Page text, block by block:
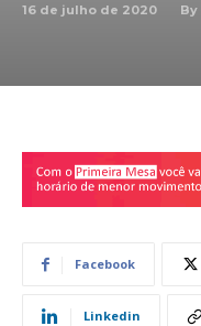
16 de julho de 2020 By
Facebook
Linkedin